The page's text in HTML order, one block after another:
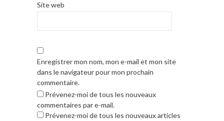
Site web
Enregistrer mon nom, mon e-mail et mon site
dans le navigateur pour mon prochain
commentaire.
Prévenez-moi de tous les nouveaux
commentaires par e-mail.
Prévenez-moi de tous les nouveaux articles